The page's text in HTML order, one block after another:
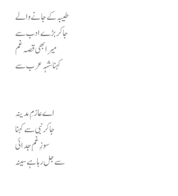
طیبہ کے جانے والے
جاکر بڑے ادب سے
میرا بھی قصہ غم
کہنا شہہ عرب سے
اے عازمِ مدینہ
جا کر نبی سے کہنا
سوزِ غمِ جدائی
سے جل رہا ہے سینہ